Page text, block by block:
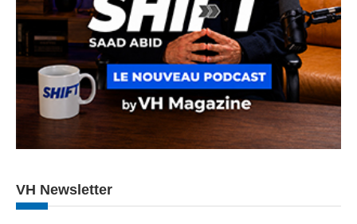
VH Newsletter